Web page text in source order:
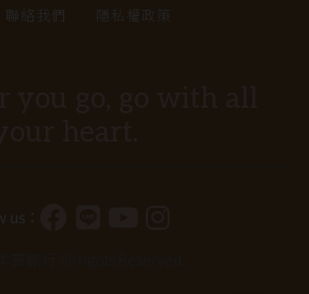
聯絡我們
隱私權政策
us：